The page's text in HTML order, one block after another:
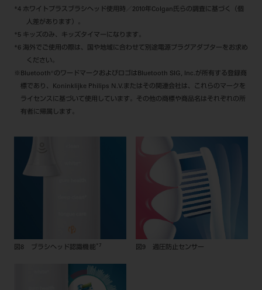
*4 ホワイトプラスブラシヘッド使用時／2010年Colgan氏らの調査に基づく（個
人差があります）。
*5 キッズのみ、キッズタイマーになります。
*6 海外でご使用の際は、国や地域に合わせて別途電源プラグアダプターをお求め
ください。
※Bluetooth®のワードマークおよびロゴはBluetooth SIG, Inc.が所有する登録商
標であり、Koninklijke Philips N.V.またはその関連会社は、これらのマークを
ライセンスに基づいて使用しています。その他の商標や商品名はそれぞれの所
有者に帰属します。
図8 ブラシヘッド認識機能 *7 図9 過圧防止センサー